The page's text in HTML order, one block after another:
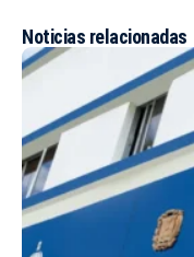
Noticias relacionadas